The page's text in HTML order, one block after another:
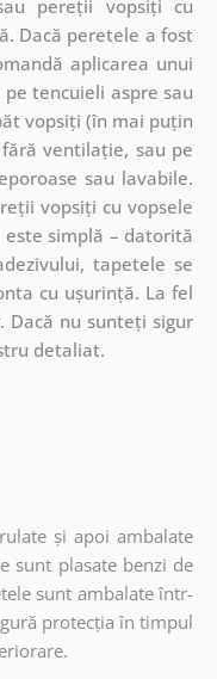
pereții vopsiți cu
Dacă peretele a fost
aplicarea unui
tencuieli aspre sau
vopsiți (în mai puțin
ventilație, sau pe
sau lavabile.
vopsiți cu vopsele
simplă – datorită
tapetele se
cu ușurință. La fel
Dacă nu sunteți sigur
detaliat.
și apoi ambalate
sunt plasate benzi de
sunt ambalate într-
protecția în timpul